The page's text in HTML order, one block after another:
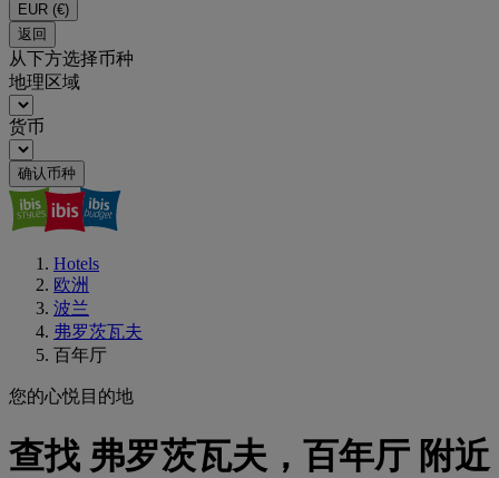
EUR (€)
返回
从下方选择币种
地理区域
货币
确认币种
Hotels
欧洲
波兰
弗罗茨瓦夫
百年厅
您的心悦目的地
查找 弗罗茨瓦夫，百年厅 附近